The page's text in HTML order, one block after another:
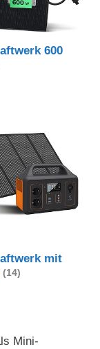
600
mit
(14)
Mini-